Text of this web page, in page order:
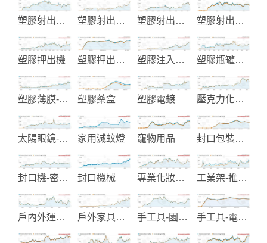
塑膠射出和EMS電子代工 塑膠射出成品製造 塑膠射出成型 塑膠射出模具及產品
塑膠押出機 塑膠押出機整廠設備 塑膠注入成型機 塑膠瓶罐射出成型製造
塑膠薄膜-包裝材料 塑膠藥盒 塑膠電鍍 壓克力化妝品包裝
太陽眼鏡-安全眼鏡及和安全手電筒 家用滅蚊燈 寵物用品 封口包裝機械
封口機-密封機 封口機械 專業化妝品生產製造 工業架-推車和儲存設備
戶內外運動軟硬用品 戶外家具和活動帳篷製造 手工具-園藝用鋸子 手工具-電動工具-木工機械